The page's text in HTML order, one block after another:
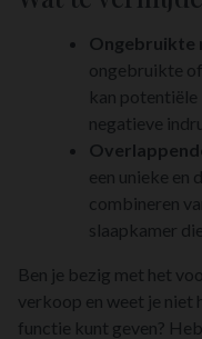
Ongebruikte
ongebruikte
kan potentiële
negatieve
een unieke en
combineren
slaapkamer
Ben je bezig met het
verkoop en weet je niet
functie kunt geven?